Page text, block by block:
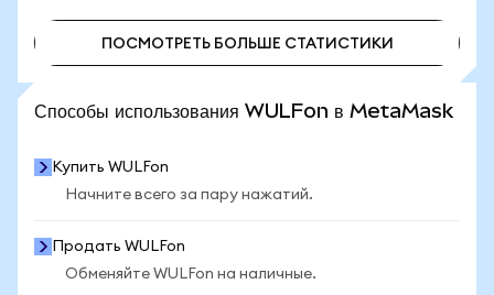
ПОСМОТРЕТЬ БОЛЬШЕ СТАТИСТИКИ
Способы использования WULFon в MetaMask
Купить WULFon
Начните всего за пару нажатий.
Продать WULFon
Обменяйте WULFon на наличные.